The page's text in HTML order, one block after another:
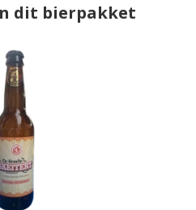
dit bierpakket